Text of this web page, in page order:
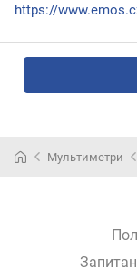
Мультиметри